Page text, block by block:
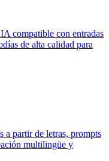
compatible con entradas
de alta calidad para
a partir de letras, prompts
multilingüe y